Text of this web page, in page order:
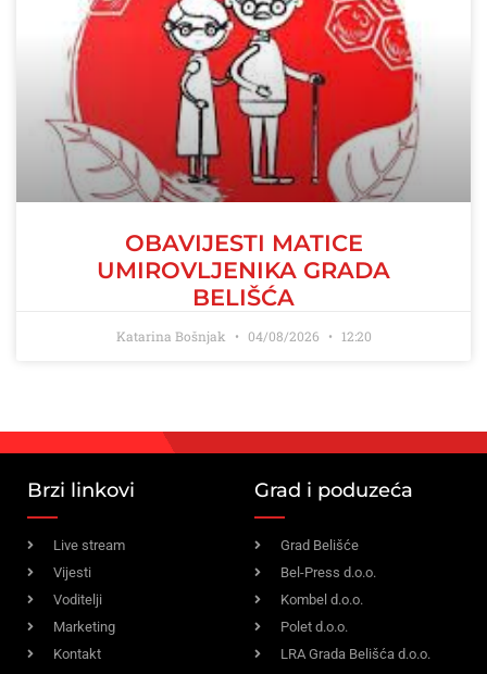
OBAVIJESTI MATICE
UMIROVLJENIKA GRADA
BELIŠĆA
Katarina Bošnjak 04/08/2026 12:20
Brzi linkovi
Live stream
Vijesti
Voditelji
Marketing
Kontakt
Grad i poduzeća
Grad Belišće
Bel-Press d.o.o.
Kombel d.o.o.
Polet d.o.o.
LRA Grada Belišća d.o.o.